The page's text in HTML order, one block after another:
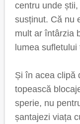
centru unde
susținut. Că nu
mult ar întârzia
lumea
Și în acea clipă
topească
sperie, nu
șantajezi viața